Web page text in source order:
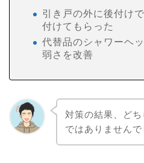
引き戸の外に後付け
付けてもらった
代替品のシャワーヘ
弱さを改善
対策の結果、ど
ではありませんで